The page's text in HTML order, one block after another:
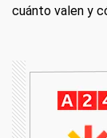
cuánto valen y